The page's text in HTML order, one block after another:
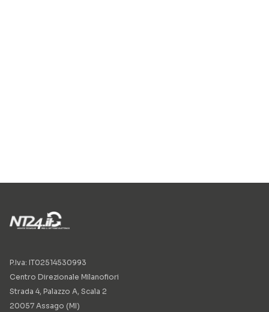
P.Iva: IT02514530993
Centro Direzionale Milanofiori
Strada 4, Palazzo A, Scala 2
20057 Assago (MI)